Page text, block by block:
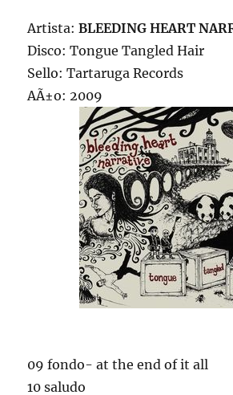
Artista:BLEEDING HEART
Disco: Tongue Tangled Hair
Sello: Tartaruga Records
AÃ±o: 2009
09 fondo- at the end of it all
10 saludo